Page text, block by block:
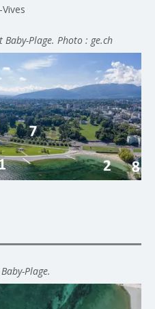
Baby-Plage. Photo : ge.ch
Plage.